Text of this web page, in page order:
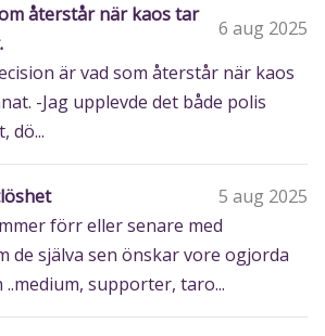
återstår när kaos tar
6 aug 2025
är vad som återstår när kaos
-Jag upplevde det både polis
dö...
5 aug 2025
förr eller senare med
de själva sen önskar vore ogjorda
supporter, taro...